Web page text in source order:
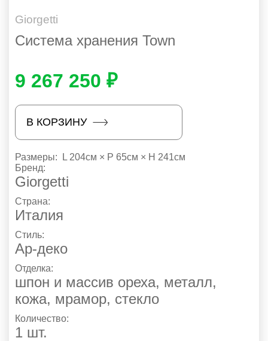
Giorgetti
Система хранения Town
9 267 250 ₽
В КОРЗИНУ
Размеры:
L 204см × P 65см × H 241см
Бренд:
Giorgetti
Страна:
Италия
Стиль:
Ар-деко
Отделка:
шпон и массив ореха, металл,
кожа, мрамор, стекло
Количество:
1 шт.